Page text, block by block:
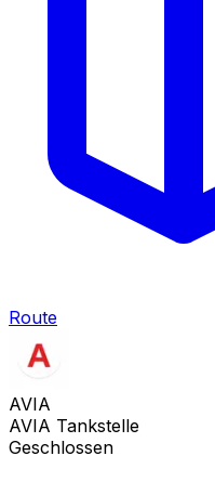
Route
AVIA
AVIA Tankstelle
Geschlossen